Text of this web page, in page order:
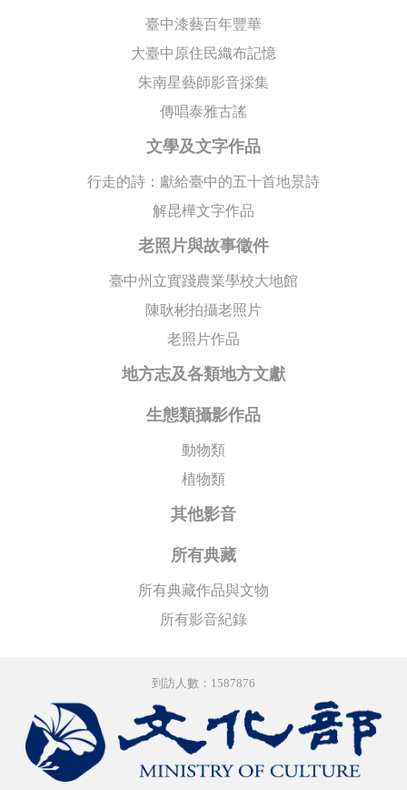
臺中漆藝百年豐華
大臺中原住民織布記憶
朱南星藝師影音採集
傳唱泰雅古謠
文學及文字作品
行走的詩：獻給臺中的五十首地景詩
解昆樺文字作品
老照片與故事徵件
臺中州立實踐農業學校大地館
陳耿彬拍攝老照片
老照片作品
地方志及各類地方文獻
生態類攝影作品
動物類
植物類
其他影音
所有典藏
所有典藏作品與文物
所有影音紀錄
到訪人數：1587876